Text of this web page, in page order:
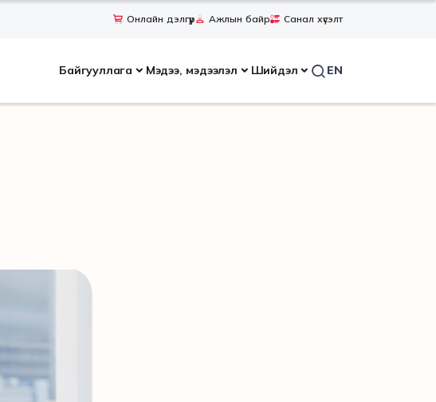
Онлайн дэлгүүр Ажлын байр Санал хүсэлт
Байгууллага Мэдээ, мэдээлэл Шийдэл EN